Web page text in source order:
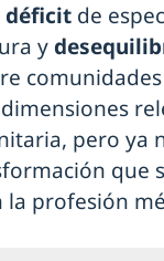
déficit de
y
pero ya
que
profesión